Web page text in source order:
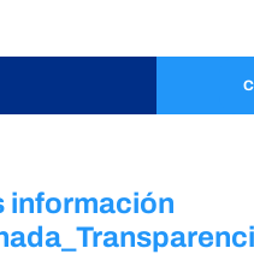
información